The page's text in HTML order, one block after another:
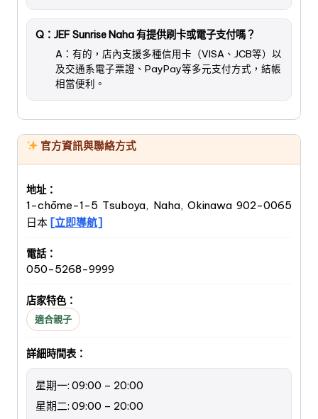
Q：JEF Sunrise Naha 有提供刷卡或電子支付嗎？
A：有的，店內支援多種信用卡（VISA、JCB等）以
及交通系電子票證、PayPay等多元支付方式，結帳
相當便利。
官方資訊與聯絡方式
地址：
1-chōme-1-5 Tsuboya, Naha, Okinawa 902-0065
日本 [立即導航]
電話：
050-5268-9999
店家特色：
適合親子
詳細時間表：
星期一: 09:00 – 20:00
星期二: 09:00 – 20:00